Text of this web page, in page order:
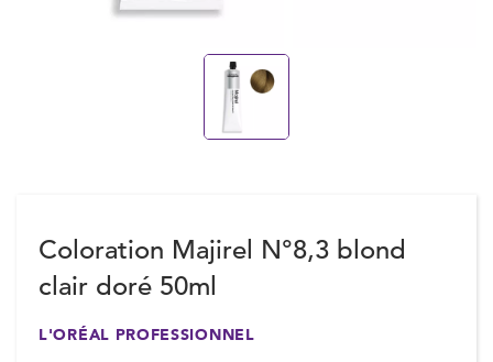
Coloration Majirel N°8,3 blond
clair doré 50ml
L'ORÉAL PROFESSIONNEL